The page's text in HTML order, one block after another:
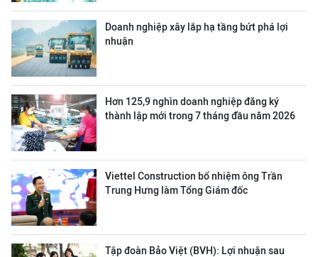
Doanh nghiệp xây lắp hạ tầng bứt phá lợi
nhuận
Hơn 125,9 nghìn doanh nghiệp đăng ký
thành lập mới trong 7 tháng đầu năm 2026
Viettel Construction bổ nhiệm ông Trần
Trung Hưng làm Tổng Giám đốc
Tập đoàn Bảo Việt (BVH): Lợi nhuận sau